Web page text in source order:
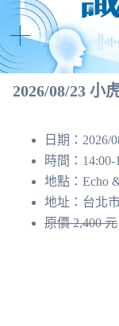
2026/08/23 小
日期：2026/
時間：14:00-
地點：Echo
地址：台北
原價 2,400 元